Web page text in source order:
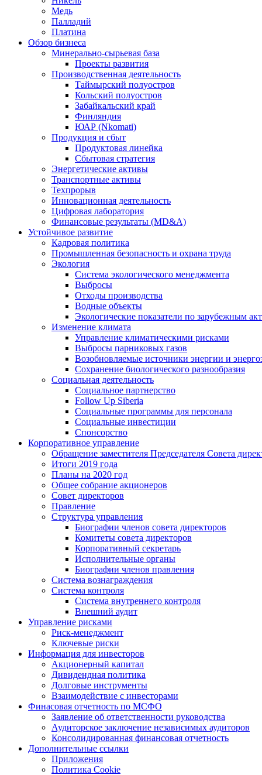
Медь
Палладий
Платина
Обзор бизнеса
Минерально-сырьевая база
Проекты развития
Производственная деятельность
Таймырский полуостров
Кольский полуостров
Забайкальский край
Финляндия
ЮАР (Nkomati)
Продукция и сбыт
Продуктовая линейка
Сбытовая стратегия
Энергетические активы
Транспортные активы
Техпрорыв
Инновационная деятельность
Цифровая лаборатория
Финансовые результаты (MD&A)
Устойчивое развитие
Кадровая политика
Промышленная безопасность и охрана труда
Экология
Система экологического менеджмента
Выбросы
Отходы производства
Водные объекты
Экологические показатели по зарубежным
Изменение климата
Управление климатическими рисками
Выбросы парниковых газов
Возобновляемые источники энергии и
Сохранение биологического разнообразия
Социальная деятельность
Социальное партнерство
Follow Up Siberia
Социальные программы для персонала
Социальные инвестиции
Спонсорство
Корпоративное управление
Обращение заместителя Председателя Совета
Итоги 2019 года
Планы на 2020 год
Общее собрание акционеров
Совет директоров
Правление
Структура управления
Биографии членов совета директоров
Комитеты совета директоров
Корпоративный секретарь
Исполнительные органы
Биографии членов правления
Система вознаграждения
Система контроля
Система внутреннего контроля
Внешний аудит
Управление рисками
Риск-менеджмент
Ключевые риски
Информация для инвесторов
Акционерный капитал
Дивидендная политика
Долговые инструменты
Взаимодействие с инвеcторами
Финасовая отчетность по МСФО
Заявление об ответственности руководства
Аудиторское заключение независимых аудиторов
Консолидированная финансовая отчетность
Дополнительные ссылки
Приложения
Политика Cookie